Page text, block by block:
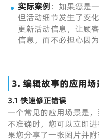
实际案例：如果您是
但活动细节发生了变
更新活动信息，让顾
信息，而不必担心因
3. 编辑故事的应用场
3.1 快速修正错误
一个常见的应用场景是
不准确时，您可以立即
果您分享了一张图片并